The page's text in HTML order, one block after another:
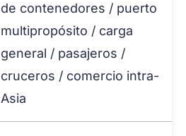
de contenedores / puerto
multipropósito / carga
general / pasajeros /
cruceros / comercio intra-
Asia